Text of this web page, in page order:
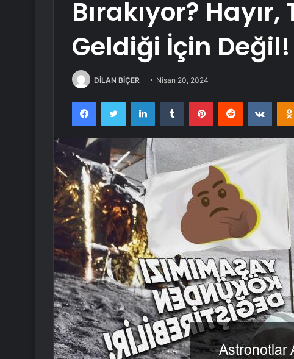
Bırakıyor?
Geldiği İçin Değil!
DİLAN BİÇER Nisan 20, 2024
FacebookTwitter LinkedInTumblr PinterestReddit